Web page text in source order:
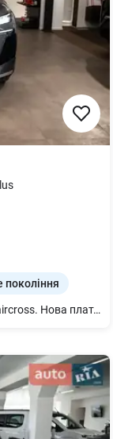
покоління
Продається абсолютно новий CITROЁN C5 aircross. Нова платформа, прекрасна комплектація PLUS, котра вже в себе включає усю актвну безпеку, підігріви керма, лобового скла та сидінь, має елктропривод кришки багажнику, топові легкосплавні 19" диски ZIRCON. На автомобіль діють спеціальні умови кредитування: розстрочка, кредит та лізинг. Чекаємо на Вас в гості на тест-драйв: місто Харків, вул. Велика Панасівська 29